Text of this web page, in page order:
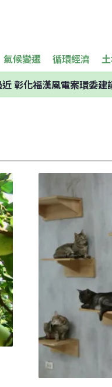
氣候變遷 循環經濟
彰化福漢風電案環委建